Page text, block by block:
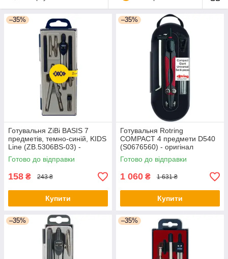
–35%
Готувальня ZiBi BASIS 7
предметів, темно-синій, KIDS
Line (ZB.5306BS-03) -
оригінал
Готово до відправки
158 ₴ 243 ₴
Купити
–35%
Готувальня Rotring
COMPACT 4 предмети D540
(S0676560) - оригінал
Готово до відправки
1 060 ₴ 1 631 ₴
Купити
–35% –35%